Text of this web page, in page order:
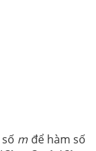
m để hàm số